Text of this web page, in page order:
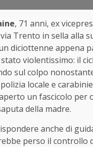
, 71 anni, ex
Trento in sella alla
diciottenne appena
stato violentissimo: il
sul colpo
locale e
un fascicolo per
della madre.
anche di
perso il controllo